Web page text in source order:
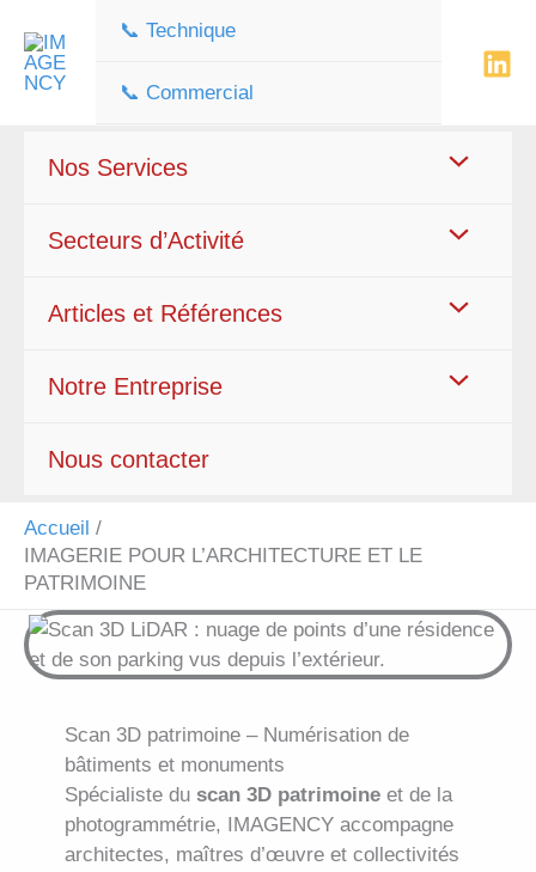
contenu
📞 Technique
📞 Commercial
Nos Services
Secteurs d’Activité
Articles et Références
Notre Entreprise
Nous contacter
Accueil
IMAGERIE POUR L’ARCHITECTURE ET LE
PATRIMOINE
Scan 3D patrimoine – Numérisation de
bâtiments et monuments
Spécialiste du scan 3D patrimoine et de la
photogrammétrie, IMAGENCY accompagne
architectes, maîtres d’œuvre et collectivités